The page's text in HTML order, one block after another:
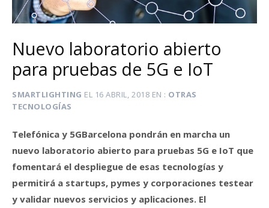
Nuevo laboratorio abierto
para pruebas de 5G e IoT
SMARTLIGHTING EL 16 ABRIL, 2018 EN
OTRAS
TECNOLOGÍAS
Telefónica y 5GBarcelona pondrán en marcha un
nuevo laboratorio abierto para pruebas 5G e IoT que
fomentará el despliegue de esas tecnologías y
permitirá a startups, pymes y corporaciones testear
y validar nuevos servicios y aplicaciones. El